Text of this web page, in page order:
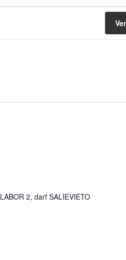
2, darf SALIEVIETO